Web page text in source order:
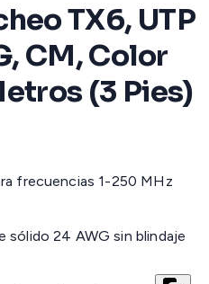
TX6, UTP
CM, Color
(3 Pies)
frecuencias 1-250 MHz
24 AWG sin blindaje